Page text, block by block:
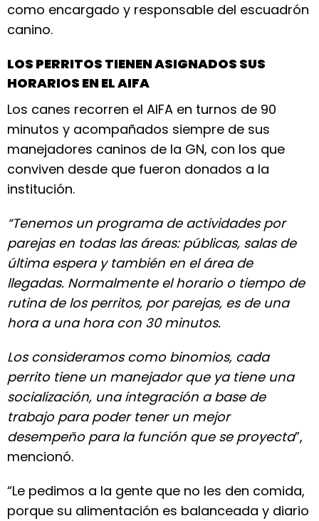
como encargado y responsable del escuadrón
canino.
LOS PERRITOS TIENEN ASIGNADOS SUS
HORARIOS EN EL AIFA
Los canes recorren el AIFA en turnos de 90
minutos y acompañados siempre de sus
manejadores caninos de la GN, con los que
conviven desde que fueron donados a la
institución.
“Tenemos un programa de actividades por
parejas en todas las áreas: públicas, salas de
última espera y también en el área de
llegadas. Normalmente el horario o tiempo de
rutina de los perritos, por parejas, es de una
hora a una hora con 30 minutos.
Los consideramos como binomios, cada
perrito tiene un manejador que ya tiene una
socialización, una integración a base de
trabajo para poder tener un mejor
desempeño para la función que se proyecta”,
mencionó.
“Le pedimos a la gente que no les den comida,
porque su alimentación es balanceada y diario